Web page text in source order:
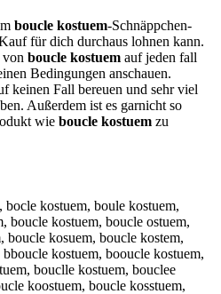
boucle kostuem-Schnäppchen-
für dich durchaus lohnen kann.
boucle kostuem auf jeden fall
Bedingungen anschauen.
keinen Fall bereuen und sehr viel
Außerdem ist es garnicht so
wie boucle kostuem zu
kostuem, boule kostuem,
boucle kostuem, boucle ostuem,
boucle kosuem, boucle kostem,
kostuem, booucle kostuem,
bouclle kostuem, bouclee
koostuem, boucle kosstuem,